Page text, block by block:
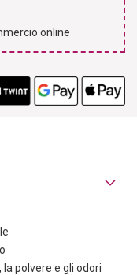
online
polvere e gli odori